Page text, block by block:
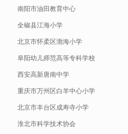
南阳市油田教育中心
全椒县江海小学
北京市怀柔区渤海小学
阜阳幼儿师范高等专科学校
西安高新唐南中学
重庆市万州区白羊中心小学
北京市丰台区成寿寺小学
淮北市科学技术协会